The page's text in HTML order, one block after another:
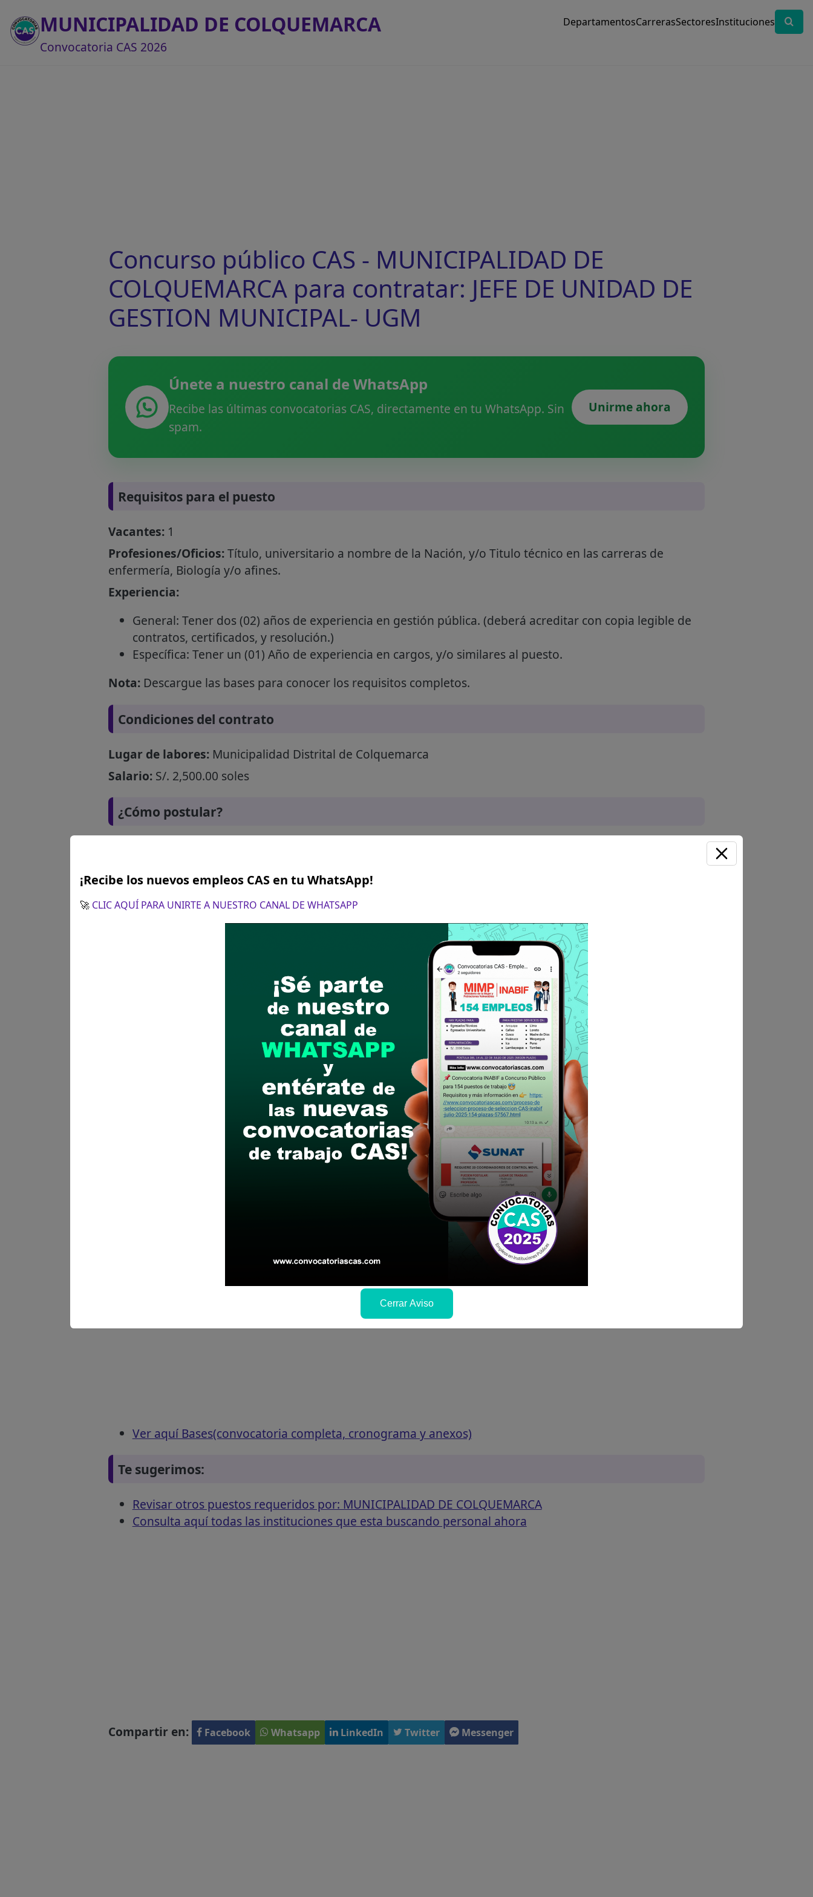
MUNICIPALIDAD DE COLQUEMARCA
Convocatoria CAS 2026
DepartamentosCarrerasSectoresInstituciones
Concurso público CAS - MUNICIPALIDAD DE
COLQUEMARCA para contratar: JEFE DE UNIDAD DE
GESTION MUNICIPAL- UGM
Únete a nuestro canal de WhatsApp
Recibe las últimas convocatorias CAS, directamente en tu WhatsApp. Sin
spam.
Unirme ahora
Requisitos para el puesto
Vacantes:1
Profesiones/Oficios:Título, universitario a nombre de la Nación, y/o Titulo técnico en las carreras de
enfermería, Biología y/o afines.
Experiencia:
General: Tener dos (02) años de experiencia en gestión pública. (deberá acreditar con copia legible de
contratos, certificados, y resolución.)
Específica: Tener un (01) Año de experiencia en cargos, y/o similares al puesto.
Nota:Descargue las bases para conocer los requisitos completos.
Condiciones del contrato
Lugar de labores:Municipalidad Distrital de Colquemarca
Salario:S/. 2,500.00 soles
¿Cómo postular?
20 de febrero de 2025 A partir de 08:00 am hasta 12:30 pm
Presentación de la hoja de vida documentada en la Municipalidad Distrital de
Colquemarca, plaza de armas s/n, Mesa de Partes de la Municipalidad Distrital de Colquemarca.
Recomendaciones para postular
Descarga y revisa a detalle las bases del concurso público
Antes de postular, verifica si cumples con los requisitos para el puesto
Prepara tu documentación y presentalo en la fechas y por los medios que indica las bases
Revisar el cronograma para conocer cuando se publicará los resultados
Ver aquí Bases(convocatoria completa, cronograma y anexos)
Te sugerimos:
Revisar otros puestos requeridos por: MUNICIPALIDAD DE COLQUEMARCA
Consulta aquí todas las instituciones que esta buscando personal ahora
Compartir en: Facebook Whatsapp LinkedIn Twitter Messenger
¡Recibe los nuevos empleos CAS en tu WhatsApp!
🚀 CLIC AQUÍ PARA UNIRTE A NUESTRO CANAL DE WHATSAPP
Cerrar Aviso